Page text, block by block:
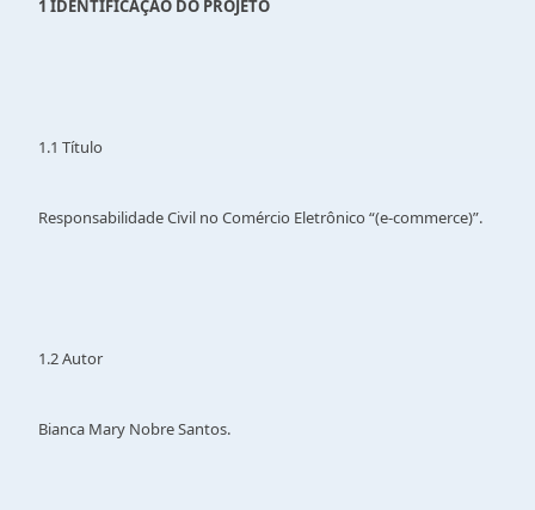
1 IDENTIFICAÇÃO DO PROJETO
1.1 Título
Responsabilidade Civil no Comércio Eletrônico “(e-commerce)”.
1.2 Autor
Bianca Mary Nobre Santos.